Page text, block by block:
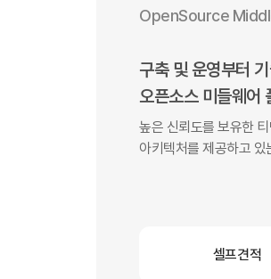
OpenSource
구축 및 운영부터
오픈소스 미들웨어
높은 신뢰도를 보유한
아키텍처를 제공하고
셀프견적